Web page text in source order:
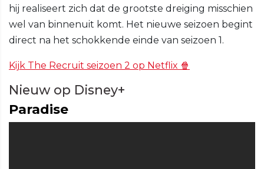
hij realiseert zich dat de grootste dreiging misschien
wel van binnenuit komt. Het nieuwe seizoen begint
direct na het schokkende einde van seizoen 1.
Kijk The Recruit seizoen 2 op Netflix 🍿
Nieuw op Disney+
Paradise